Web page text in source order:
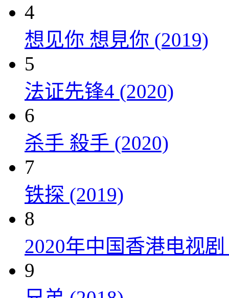
4
想见你 想見你 (2019)
5
法证先锋4 (2020)
6
杀手 殺手 (2020)
7
铁探 (2019)
8
2020年中国香港电视
9